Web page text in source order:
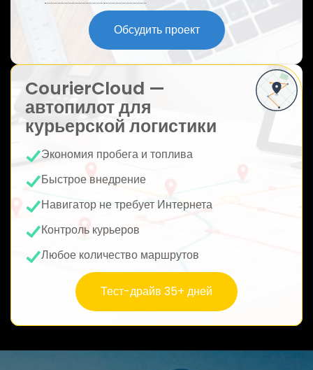
Обсудить проект
CourierCloud —
автопилот для
курьерской логистики
Экономия пробега и топлива
Быстрое внедрение
Навигатор не требует Интернета
Контроль курьеров
Любое количество маршрутов
Тест-драйв 35+ дней